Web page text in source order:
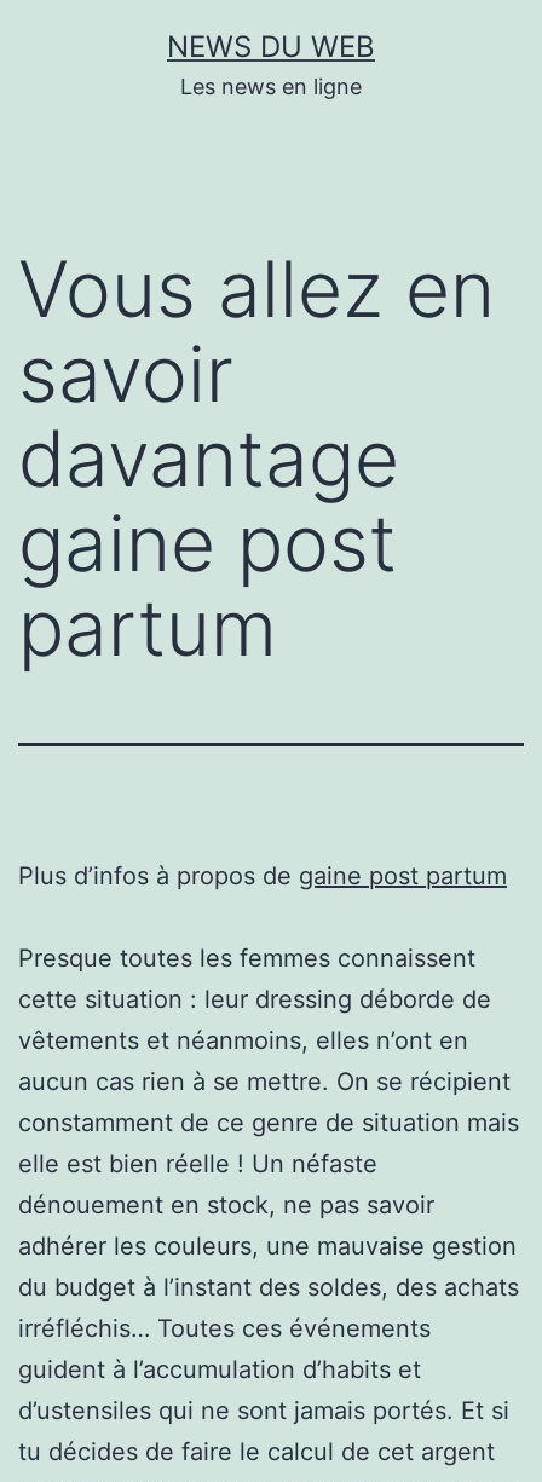
NEWS DU WEB
Les news en ligne
Vous allez en
savoir
davantage
gaine post
partum
Plus d’infos à propos de gaine post partum
Presque toutes les femmes connaissent
cette situation : leur dressing déborde de
vêtements et néanmoins, elles n’ont en
aucun cas rien à se mettre. On se récipient
constamment de ce genre de situation mais
elle est bien réelle ! Un néfaste
dénouement en stock, ne pas savoir
adhérer les couleurs, une mauvaise gestion
du budget à l’instant des soldes, des achats
irréfléchis… Toutes ces événements
guident à l’accumulation d’habits et
d’ustensiles qui ne sont jamais portés. Et si
tu décides de faire le calcul de cet argent